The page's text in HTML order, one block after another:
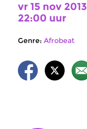
vr 15 nov 2013
22:00 uur
Genre: Afrobeat